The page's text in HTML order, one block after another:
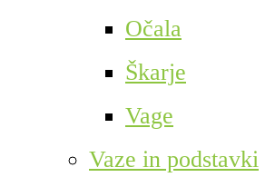
Očala
Škarje
Vage
Vaze in podstavki